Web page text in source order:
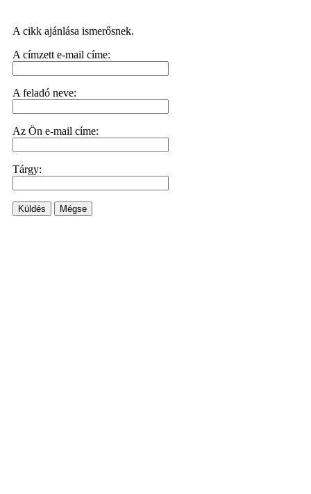
A cikk ajánlása ismerősnek.
A címzett e-mail címe:
A feladó neve:
Az Ön e-mail címe:
Tárgy:
Küldés Mégse